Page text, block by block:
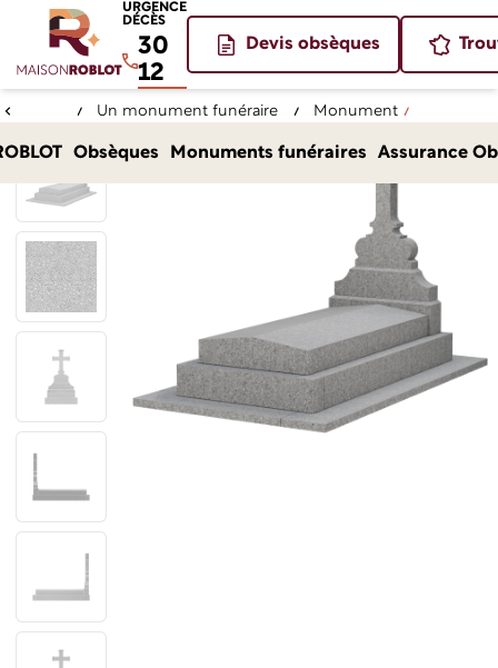
URGENCE
DÉCÈS
30
12
Devis obsèques
Obsèques Monuments funéraires Assurance
Un monument funéraire
Monument